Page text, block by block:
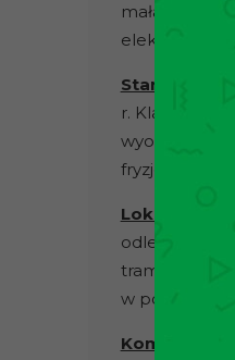
mała szafa.
elektrycznym.
Stan
r. Klatka
fryzjerski.
Lokalizacja
odległości
tramwajowe,
w pobliżu
Komunikacja: